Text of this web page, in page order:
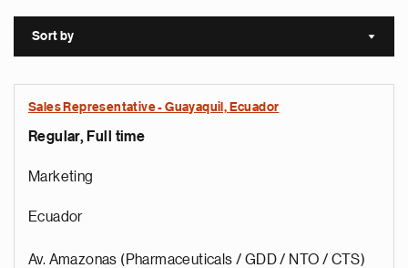
Sort by Sort
Sales Representative - Guayaquil, Ecuador
Regular, Full time
Marketing
Ecuador
Av. Amazonas (Pharmaceuticals / GDD / NTO / CTS)